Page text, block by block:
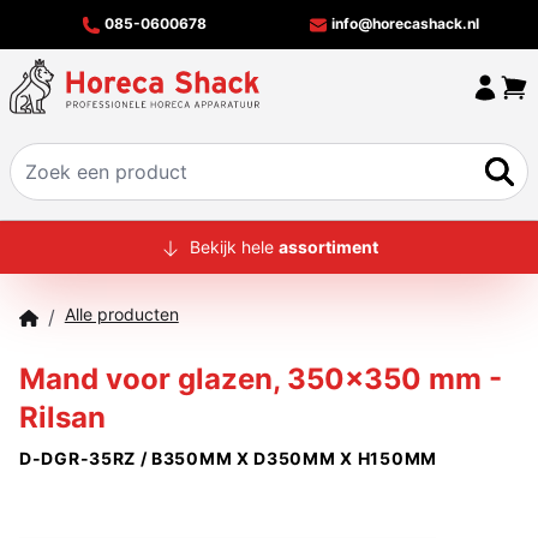
085-0600678 info@horecashack.nl
HOME
MERKEN
CONTACT
Bekijk hele assortiment
/ Alle producten
Mand voor glazen, 350x350 mm -
Rilsan
D-DGR-35RZ / B350MM X D350MM X H150MM